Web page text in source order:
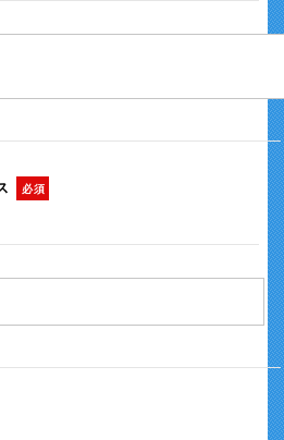
必 須